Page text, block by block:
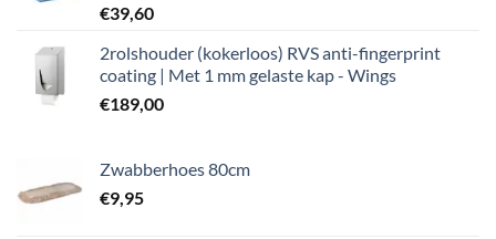
€39,60
2rolshouder (kokerloos) RVS anti-fingerprint
coating | Met 1 mm gelaste kap - Wings
€189,00
Zwabberhoes 80cm
€9,95